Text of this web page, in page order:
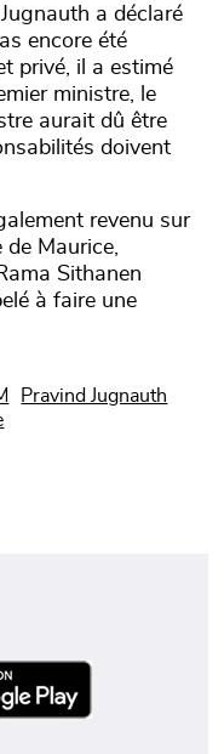
a déclaré
encore été
privé, il a estimé
ministre, le
aurait dû être
doivent
revenu sur
de Maurice,
Sithanen
à faire une
Pravind Jugnauth